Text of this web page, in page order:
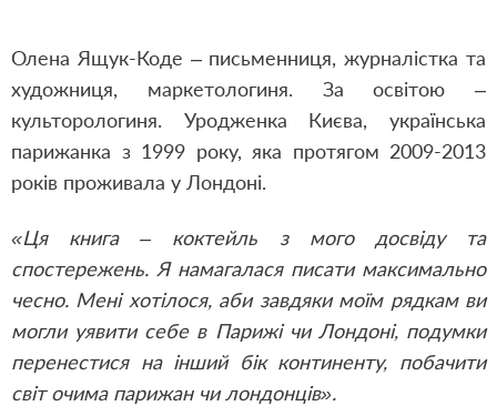
Олена Ящук-Коде – письменниця, журналістка та
художниця, маркетологиня. За освітою –
культорологиня. Уродженка Києва, українська
парижанка з 1999 року, яка протягом 2009-2013
років проживала у Лондоні.
«Ця книга – коктейль з мого досвіду та
спостережень. Я намагалася писати максимально
чесно. Мені хотілося, аби завдяки моїм рядкам ви
могли уявити себе в Парижі чи Лондоні, подумки
перенестися на інший бік континенту, побачити
світ очима парижан чи лондонців».